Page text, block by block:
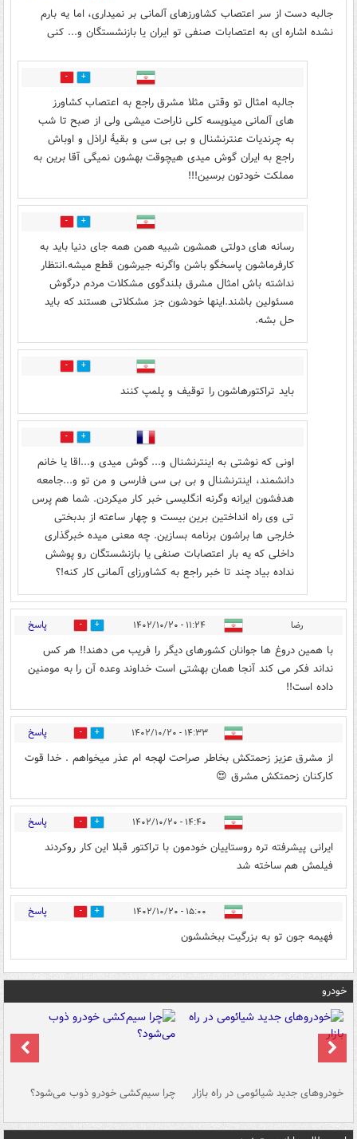
جالبه دست از سر اعتصاب کشاورزهای آلمانی بر نمیداری، اما یه بارم
نشده اشاره ای به اعتصابات صنفی تو ایران یا بازنشستگان و... کنی
8
جالبه امثال تو وقتی مثلا مشرق راجع به اعتصاب کشاورز
های آلمانی مینویسه کلی ناراحت میشی ولی از صبح تا شب
به چرندیات عنترنشنال و بی بی سی و بقیهٔ اراذل و اوباش
راجع به ایران گوش میدی هیچوقت بهشون نمیگی‌ آقا برین به
مملکت خودتون برسین!!!
3
رسانه های دولتی همشون شبیه همن همه جای دنیا باید به
کارفرماشون پاسخگو باشن واگرنه جیرشون قطع میشه.انتظار
نداشته باش امثال مشرق بلندگوی مشکلات مردم درگوش
مسئولین باشند.اینها خودشون جز مشکلاتی هستند که باید
حل بشه.
0
باید تراکتورهاشون را توقیف و پلمپ کنند
46
اونی که نوشتی به اینترنشنال و... گوش میدی و...اقا یا خانم
دانشمند، اینترنشنال و بی بی سی فارسی و من تو و...جامعه
هدفشون ایرانه وگرنه انگلیسی خبر کار میکردن. شما هم پرس
تی وی راه انداختین برین بیست و چهار ساعته از بدبختی
خارجی ها براشون برنامه بسازین. چه معنی میده خبرگذاری
داخلی که یه بار اعتصابات صنفی یا بازنشستگان رو پوشش
نداده بیاد چند تا خبر راجع به کشاورزای آلمانی کار کنه!؟
رضا ۱۱:۲۴ - ۱۴۰۲/۱۰/۲۰ 12 پاسخ
با همین دروغ ها جوانان کشورهای دیگر را فریب می دهند!! هر کس
نداند فکر می کند آنجا همان بهشتی است خداوند وعده آن را به مومنین
داده است!!
۱۴:۳۳ - ۱۴۰۲/۱۰/۲۰ 1 پاسخ
از مشرق عزیز زحمتکش بخاطر صراحت لهجه ام عذر میخواهم . خدا قوت
کارکنان زحمتکش مشرق 😍
۱۴:۴۰ - ۱۴۰۲/۱۰/۲۰ 0 پاسخ
ایرانی پیشرفته تره روستاییان خودمون با تراکتور قبلا این کار روکردند
فیلمش هم ساخته شد
۱۵:۰۰ - ۱۴۰۲/۱۰/۲۰ 2 پاسخ
فهیمه جون تو به بزرگیت ببخششون
خودرو
خودروهای جدید شیائومی در راه بازار چرا سیم‌کشی خودرو ذوب می‌شود؟